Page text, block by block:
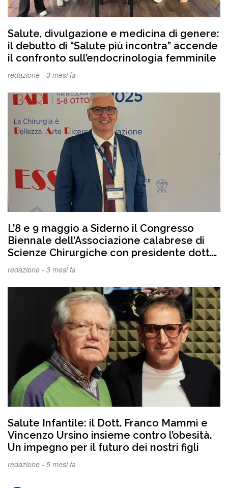
Salute, divulgazione e medicina di genere:
il debutto di “Salute più incontra” accende
il confronto sull’endocrinologia femminile
redazione - 3 mesi fa
L’8 e 9 maggio a Siderno il Congresso
Biennale dell’Associazione calabrese di
Scienze Chirurgiche con presidente dott.
Anastasio Palmanova
redazione - 3 mesi fa
Salute Infantile: il Dott. Franco Mammì e
Vincenzo Ursino insieme contro l’obesità.
Un impegno per il futuro dei nostri figli
redazione - 5 mesi fa